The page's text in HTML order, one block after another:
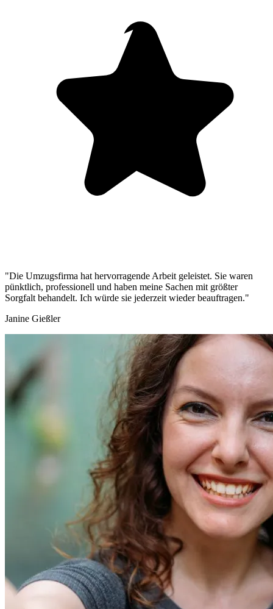
"Die Umzugsfirma hat hervorragende Arbeit geleistet. Sie waren
pünktlich, professionell und haben meine Sachen mit größter
Sorgfalt behandelt. Ich würde sie jederzeit wieder beauftragen."
Janine Gießler